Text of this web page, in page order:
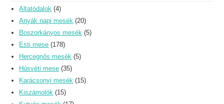
Altatódalok (4)
Anyák napi mesék (20)
Boszorkányos mesék (5)
Esti mese (178)
Hercegnős mesék (5)
Húsvéti mese (35)
Karácsonyi mesék (15)
Kiszámolók (15)